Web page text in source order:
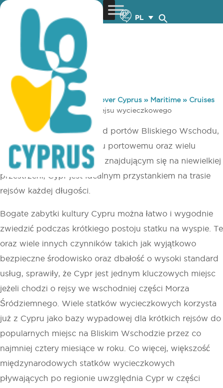
PL
You are here: Home »Discover Cyprus » Maritime» Cruises
Cypr jako port na trasie rejsu wycieczkowego
Dzięki bliskiej odległości od portów Bliskiego Wschodu,
doskonałemu wyposażeniu portowemu oraz wielu
zróżnicowanym atrakcjom znajdującym się na niewielkiej
przestrzeni, Cypr jest idealnym przystankiem na trasie
rejsów każdej długości.
Bogate zabytki kultury Cypru można łatwo i wygodnie
zwiedzić podczas krótkiego postoju statku na wyspie. Te
oraz wiele innych czynników takich jak wyjątkowo
bezpieczne środowisko oraz dbałość o wysoki standard
usług, sprawiły, że Cypr jest jednym kluczowych miejsc
jeżeli chodzi o rejsy we wschodniej części Morza
Śródziemnego. Wiele statków wycieczkowych korzysta
już z Cypru jako bazy wypadowej dla krótkich rejsów do
popularnych miejsc na Bliskim Wschodzie przez co
najmniej cztery miesiące w roku. Co więcej, większość
międzynarodowych statków wycieczkowych
pływających po regionie uwzględnia Cypr w części